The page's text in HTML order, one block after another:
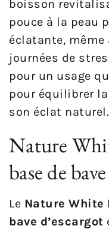
boisson
pouce à la peau
éclatante, même
journées de
pour un usage
pour équilibrer
son éclat naturel.
Nature
base de
Le Nature White
bave d’escargot